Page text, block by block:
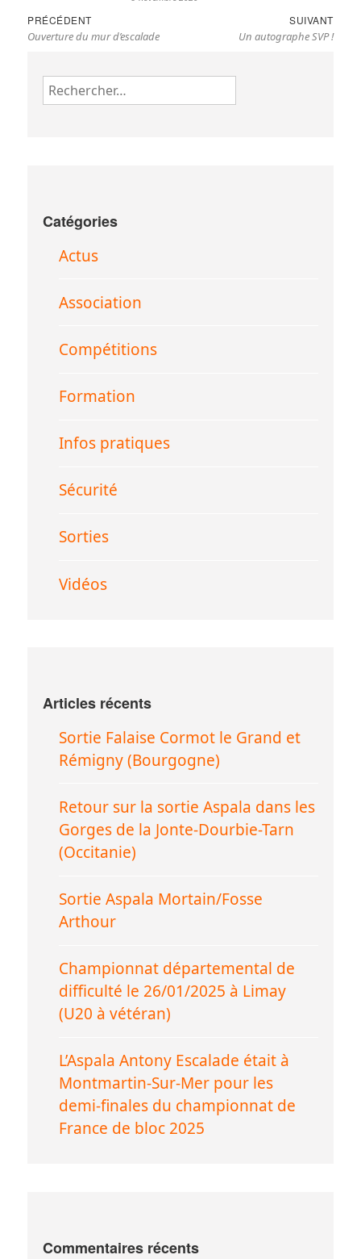
Navigation
de
PRÉCÉDENTPrevious
post:
Ouverture du mur d’escalade
SUIVANT
Un autographe SVP !
Rechercher :
Catégories
Actus
Association
Compétitions
Formation
Infos pratiques
Sécurité
Sorties
Vidéos
Articles récents
Sortie Falaise Cormot le Grand et
Rémigny (Bourgogne)
Retour sur la sortie Aspala dans les
Gorges de la Jonte-Dourbie-Tarn
(Occitanie)
Sortie Aspala Mortain/Fosse
Arthour
Championnat départemental de
difficulté le 26/01/2025 à Limay
(U20 à vétéran)
L’Aspala Antony Escalade était à
Montmartin-Sur-Mer pour les
demi-finales du championnat de
France de bloc 2025
Commentaires récents